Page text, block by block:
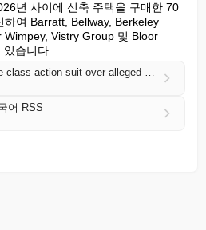
년 사이에 신축 주택을 구매한 70
하여 Barratt, Bellway, Berkeley
Vistry Group 및 Bloor
습니다.
UK housebuilders face class action suit over alleged collusion to inflate prices
어 RSS